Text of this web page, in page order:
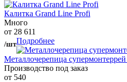
Калитка Grand Line Profi
Много
от 28 611
/штПодробнее
Металлочерепица
Производство под заказ
от 540